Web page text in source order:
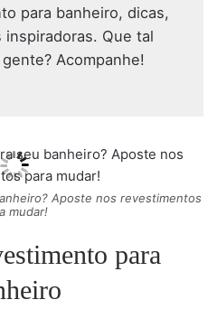
para banheiro, dicas,
inspiradoras. Que tal
Acompanhe!
Aposte nos revestimentos
mudar!
para